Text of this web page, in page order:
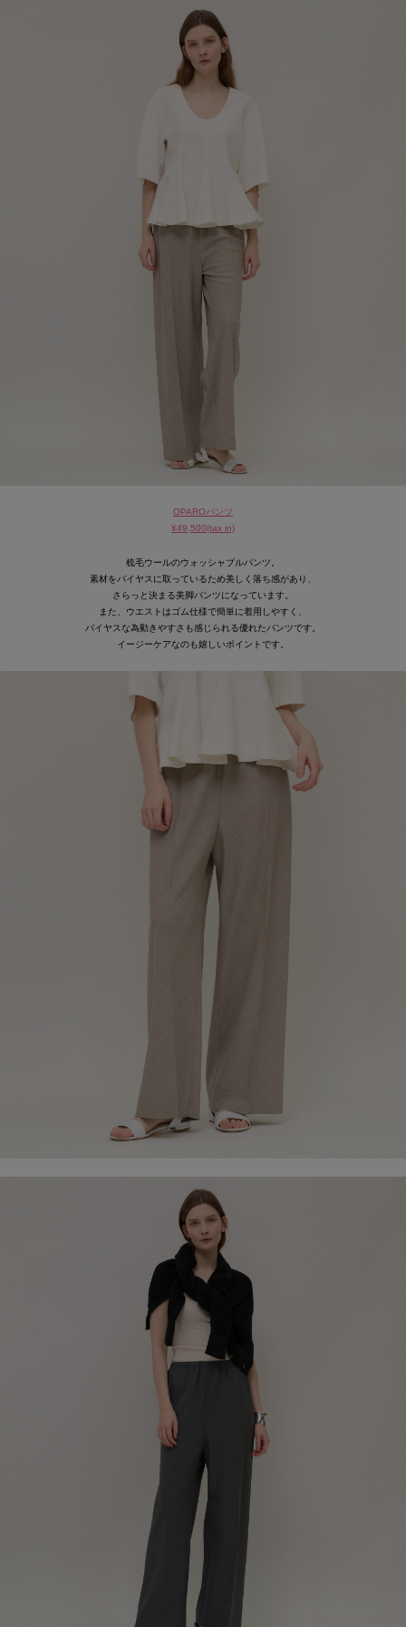
OPAROパンツ
¥49,500(tax in)
梳毛ウールのウォッシャブルパンツ。
素材をバイヤスに取っているため美しく落ち感があり、
さらっと決まる美脚パンツになっています。
また、ウエストはゴム仕様で簡単に着用しやすく、
バイヤスな為動きやすさも感じられる優れたパンツです。
イージーケアなのも嬉しいポイントです。